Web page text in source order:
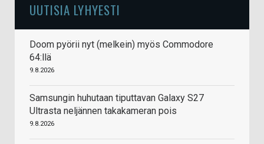
UUTISIA LYHYESTI
Doom pyörii nyt (melkein) myös Commodore
64:llä
9.8.2026
Samsungin huhutaan tiputtavan Galaxy S27
Ultrasta neljännen takakameran pois
9.8.2026